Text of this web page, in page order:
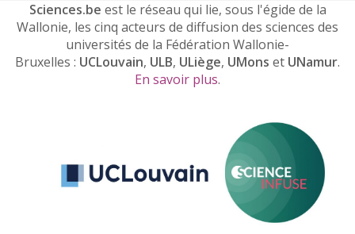
Sciences.be est le réseau qui lie, sous l'égide de la
Wallonie, les cinq acteurs de diffusion des sciences des
universités de la Fédération Wallonie-
Bruxelles : UCLouvain, ULB, ULiège, UMons et UNamur.
En savoir plus.